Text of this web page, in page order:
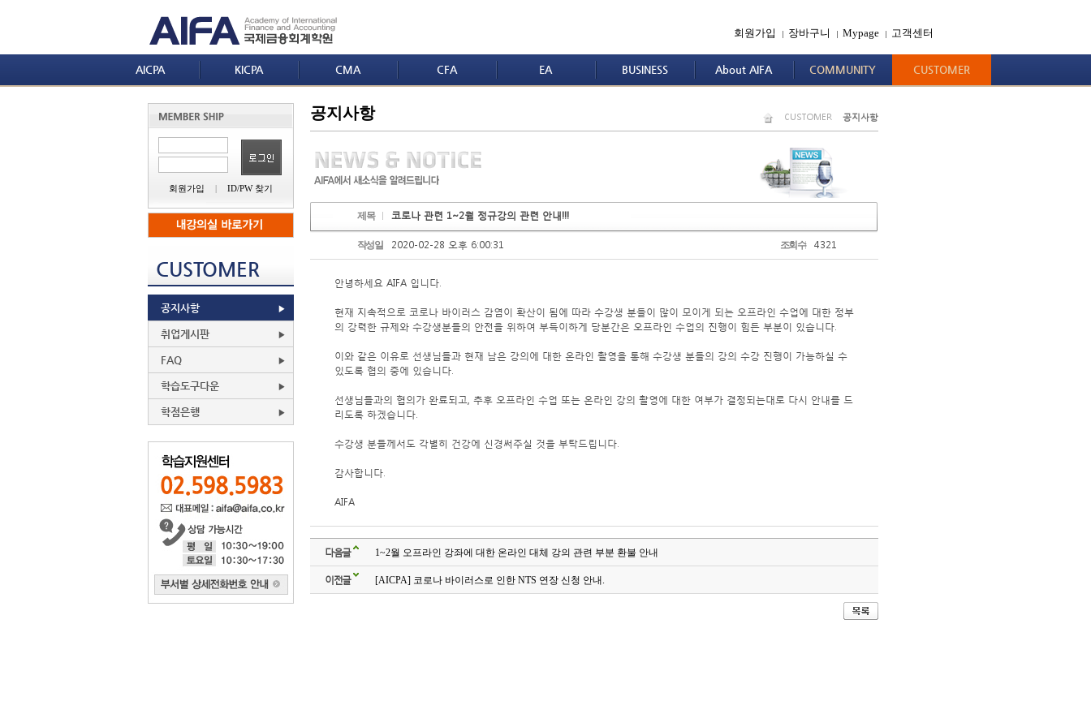
회원가입 | 장바구니 | Mypage | 고객센터
AICPA KICPA CMA CFA EA BUSINESS About AIFA COMMUNITY CUSTOMER
회원가입 | ID/PW 찾기
CUSTOMER
공지사항
취업게시판
FAQ
학습도구다운
학점은행
공지사항 CUSTOMER 공지사항
제목 코로나 관련 1~2월 정규강의 관련 안내!!!
작성일 2020-02-28 오후 6:00:31 조회수 4321
안녕하세요 AIFA 입니다.
현재 지속적으로 코로나 바이러스 감염이 확산이 됨에 따라 수강생 분들이 많이 모이게 되는 오프라인 수업에 대한 정부
의 강력한 규제와 수강생분들의 안전을 위하여 부득이하게 당분간은 오프라인 수업의 진행이 힘든 부분이 있습니다.
이와 같은 이유로 선생님들과 현재 남은 강의에 대한 온라인 촬영을 통해 수강생 분들의 강의 수강 진행이 가능하실 수
있도록 협의 중에 있습니다.
선생님들과의 협의가 완료되고, 추후 오프라인 수업 또는 온라인 강의 촬영에 대한 여부가 결정되는대로 다시 안내를 드
리도록 하겠습니다.
수강생 분들께서도 각별히 건강에 신경써주실 것을 부탁드립니다.
감사합니다.
AIFA
다음글 1~2월 오프라인 강좌에 대한 온라인 대체 강의 관련 부분 환불 안내
이전글 [AICPA] 코로나 바이러스로 인한 NTS 연장 신청 안내.